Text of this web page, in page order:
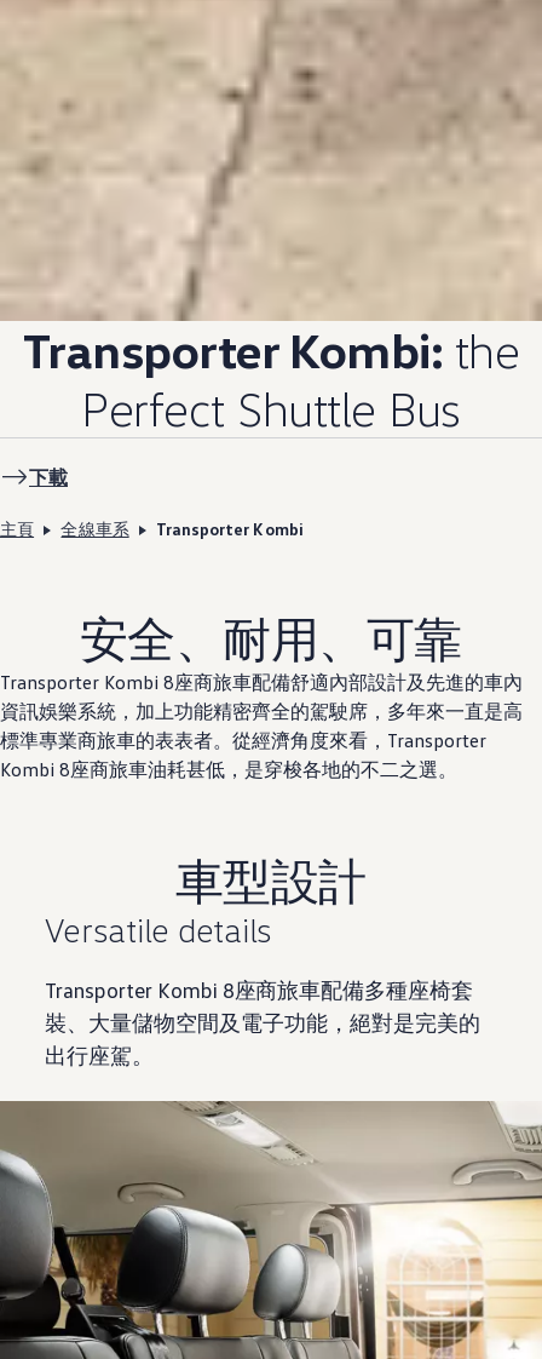
Transporter Kombi: the
Perfect Shuttle Bus
下載
主頁 全線車系 Transporter Kombi
安全、耐用、可靠
Transporter Kombi 8座商旅車配備舒適內部設計及先進的車內
資訊娛樂系統，加上功能精密齊全的駕駛席，多年來一直是高
標準專業商旅車的表表者。從經濟角度來看，Transporter
Kombi 8座商旅車油耗甚低，是穿梭各地的不二之選。
車型設計
Versatile details
Transporter Kombi 8座商旅車配備多種座椅套
裝、大量儲物空間及電子功能，絕對是完美的
出行座駕。